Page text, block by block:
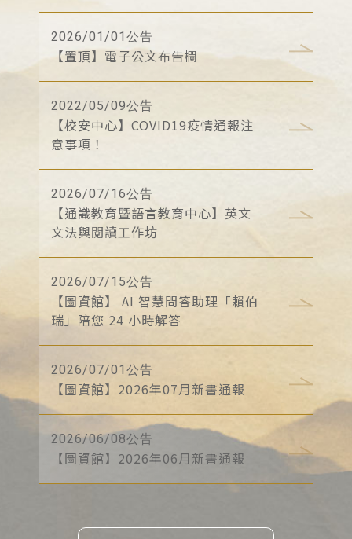
2026/01/01公告
【置頂】電子公文布告欄
2022/05/09公告
【校安中心】COVID19疫情通報注
意事項！
2026/07/16公告
【通識教育暨語言教育中心】英文
文法與閱讀工作坊
2026/07/15公告
【圖資館】 AI 智慧問答助理「賴伯
瑞」陪您 24 小時解答
2026/07/01公告
【圖資館】2026年07月新書通報
2026/06/08公告
【圖資館】2026年06月新書通報